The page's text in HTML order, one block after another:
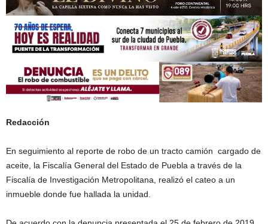
Redacción
En seguimiento al reporte de robo de un tracto camión cargado de
aceite, la Fiscalía General del Estado de Puebla a través de la
Fiscalía de Investigación Metropolitana, realizó el cateo a un
inmueble donde fue hallada la unidad.